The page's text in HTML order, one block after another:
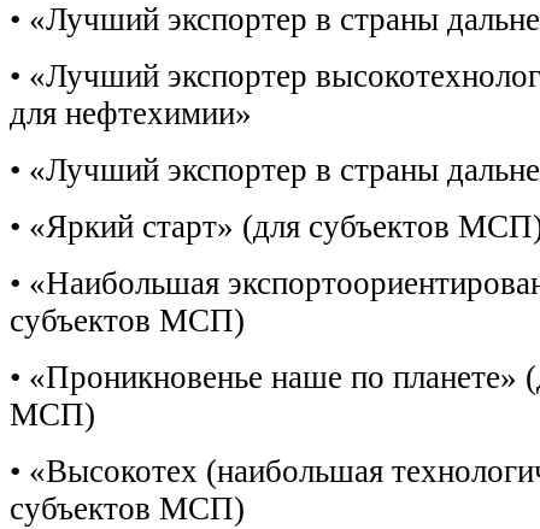
• «Лучший экспортер в страны
• «Лучший экспортер
для нефтехимии»
• «Лучший экспортер в страны
• «Яркий старт» (для субъектов
• «Наибольшая
субъектов МСП)
• «Проникновенье наше по планете»
МСП)
• «Высокотех (наибольшая
субъектов МСП)